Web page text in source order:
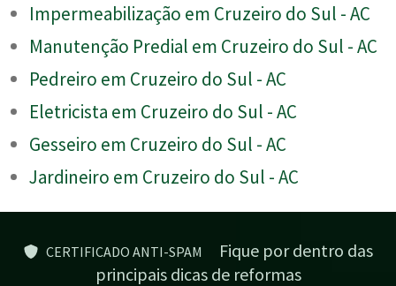
Impermeabilização em Cruzeiro do Sul - AC
Manutenção Predial em Cruzeiro do Sul - AC
Pedreiro em Cruzeiro do Sul - AC
Eletricista em Cruzeiro do Sul - AC
Gesseiro em Cruzeiro do Sul - AC
Jardineiro em Cruzeiro do Sul - AC
CERTIFICADO ANTI-SPAM
Fique por dentro das
principais dicas de reformas